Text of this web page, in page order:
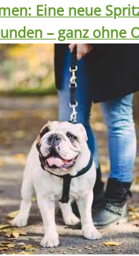
Eine neue
– ganz ohne